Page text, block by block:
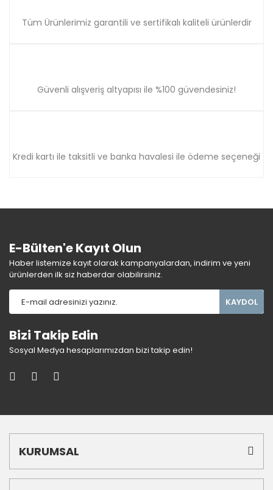
Tüm Ürünlerimiz garantili ve sertifikalı kaliteli ürünlerdir
Güvenli alışveriş altyapısı ile %100 güvendesiniz!
Kredi kartı ile taksitli ve banka havalesi ile ödeme seçeneği
E-Bülten'e Kayıt Olun
Haber listemize kayıt olarak kampanyalardan, indirim ve yeni
ürünlerden ilk siz haberdar olabilirsiniz.
KAYDOL
Bizi Takip Edin
Sosyal Medya hesaplarımızdan bizi takip edin!
KURUMSAL